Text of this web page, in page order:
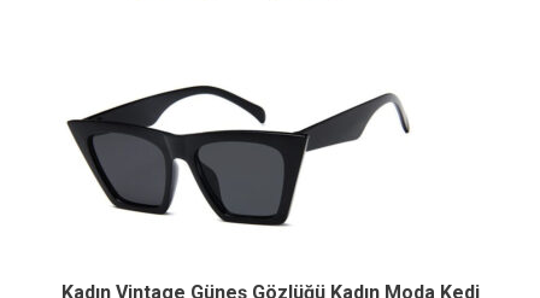
Kadın Vintage Güneş Gözlüğü Kadın Moda Kedi